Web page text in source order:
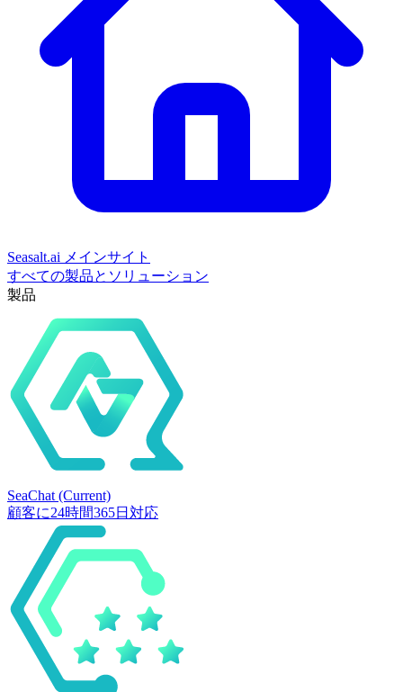
Seasalt.ai メインサイト
すべての製品とソリューション
製品
SeaChat (Current)
顧客に24時間365日対応